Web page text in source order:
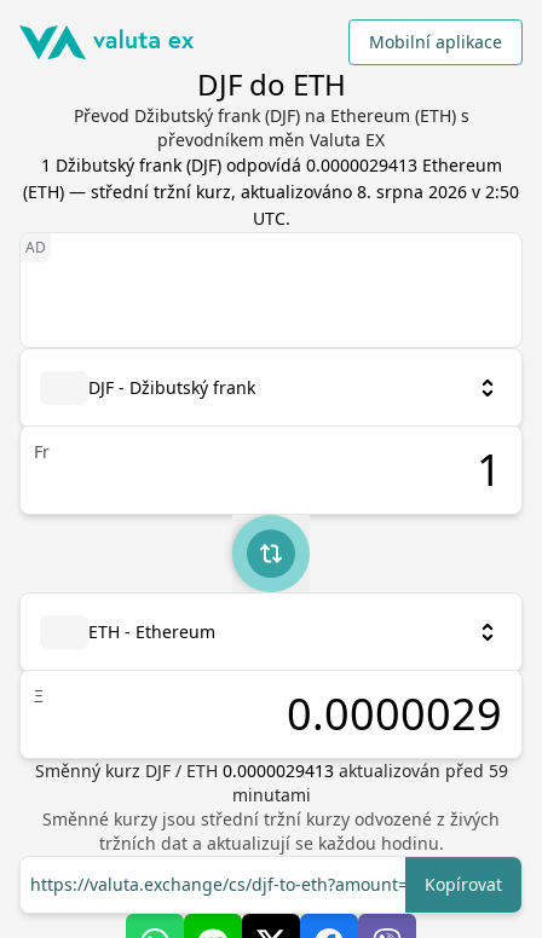
Mobilní aplikace
DJF do ETH
Převod Džibutský frank (DJF) na Ethereum (ETH) s
převodníkem měn Valuta EX
1 Džibutský frank(DJF) odpovídá 0.0000029413 Ethereum
(ETH) — střední tržní kurz, aktualizováno 8. srpna 2026 v 2:50
UTC.
DJF - Džibutský frank
Fr
ETH - Ethereum
Ξ
Směnný kurz DJF/ ETH 0.0000029413 aktualizován před 59
minutami
Směnné kurzy jsou střední tržní kurzy odvozené z živých
tržních dat a aktualizují se každou hodinu.
https://valuta.exchange/cs/djf-to-eth?amount=1
Kopírovat